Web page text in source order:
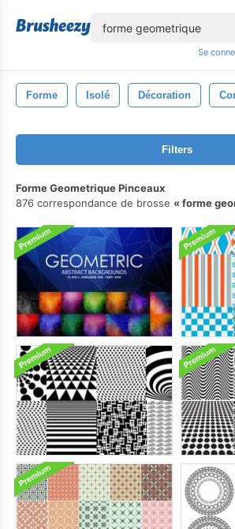
Se
Forme Isolé Décoration
Filters
Forme Geometrique Pinceaux
876 correspondance de brosse
forme